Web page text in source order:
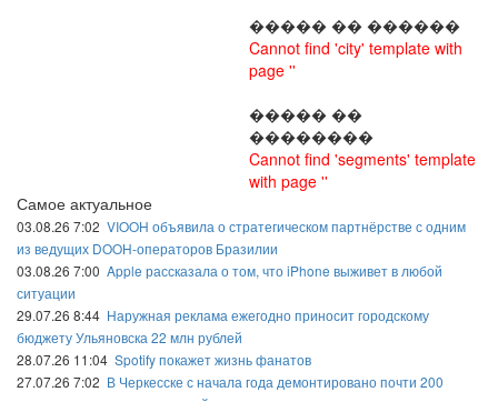
����� �� ������
Cannot find 'city' template with
page ''
����� ��
��������
Cannot find 'segments' template
with page ''
Самое актуальное
03.08.26 7:02 VIOOH объявила о стратегическом партнёрстве с одним
из ведущих DOOH-операторов Бразилии
03.08.26 7:00 Apple рассказала о том, что iPhone выживет в любой
ситуации
29.07.26 8:44 Наружная реклама ежегодно приносит городскому
бюджету Ульяновска 22 млн рублей
28.07.26 11:04 Spotify покажет жизнь фанатов
27.07.26 7:02 В Черкесске с начала года демонтировано почти 200